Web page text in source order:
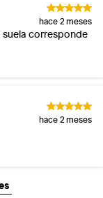
hace 2 meses
suela corresponde
hace 2 meses